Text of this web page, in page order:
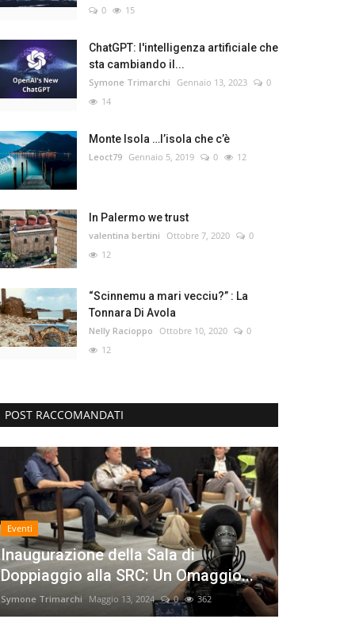
0 15
ChatGPT: l'intelligenza artificiale che
sta cambiando il...
Symone Trimarchi Gennaio 13, 2023
0
14
Monte Isola …l’isola che c’è
Leoct79 Gennaio 5, 2019 0 12
In Palermo we trust
valentina bertini Ottobre 7, 2020
0
12
“Scinnemu a mari vecciu?” : La
Tonnara Di Avola
Nelly Racioppo Ottobre 10, 2020
0
12
POST RACCOMANDATI
Eventi
Inaugurazione della Sala di
Doppiaggio alla SRC: Un Omaggio...
Symone Trimarchi Maggio 13, 2024 0 362